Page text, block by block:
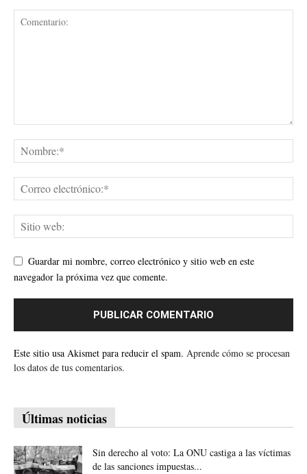
Guardar mi nombre, correo electrónico y sitio web en este
navegador la próxima vez que comente.
Este sitio usa Akismet para reducir el spam. Aprende cómo se procesan
los datos de tus comentarios.
Últimas noticias
Sin derecho al voto: La ONU castiga a las víctimas
de las sanciones impuestas...